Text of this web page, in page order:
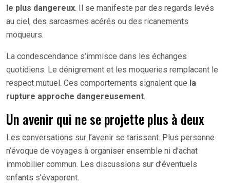
le plus dangereux. Il se manifeste par des regards levés
au ciel, des sarcasmes acérés ou des ricanements
moqueurs.
La condescendance s’immisce dans les échanges
quotidiens. Le dénigrement et les moqueries remplacent le
respect mutuel. Ces comportements signalent que la
rupture approche dangereusement.
Un avenir qui ne se projette plus à deux
Les conversations sur l’avenir se tarissent. Plus personne
n’évoque de voyages à organiser ensemble ni d’achat
immobilier commun. Les discussions sur d’éventuels
enfants s’évaporent.